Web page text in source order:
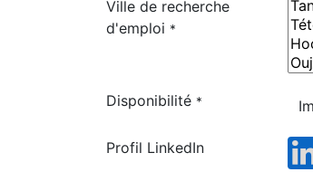
Ville de recherche
d'emploi *
Disponibilité *
Profil LinkedIn